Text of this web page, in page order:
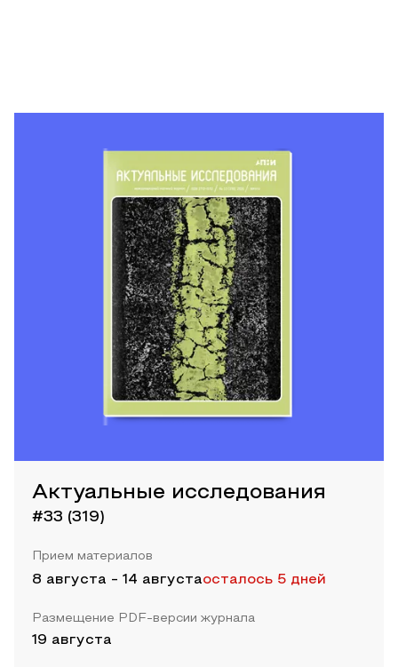
Актуальные исследования
#33 (319)
Прием материалов
8 августа - 14 августаосталось 5 дней
Размещение PDF-версии журнала
19 августа